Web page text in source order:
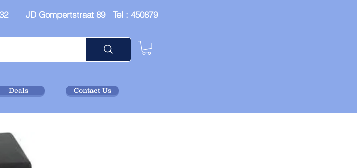
JD Gompertstraat 89 Tel : 450879
Deals Contact Us